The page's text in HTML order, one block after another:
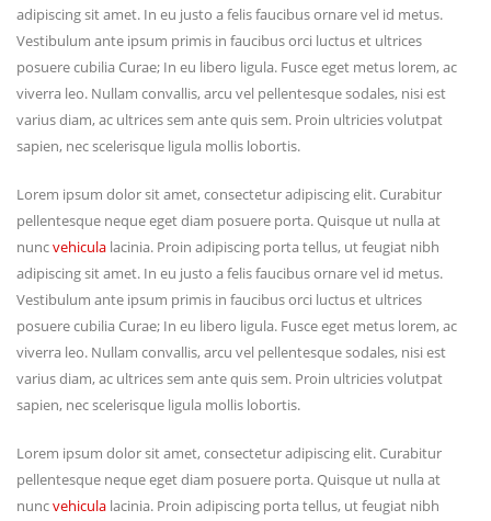
adipiscing sit amet. In eu justo a felis faucibus ornare vel id metus.
Vestibulum ante ipsum primis in faucibus orci luctus et ultrices
posuere cubilia Curae; In eu libero ligula. Fusce eget metus lorem, ac
viverra leo. Nullam convallis, arcu vel pellentesque sodales, nisi est
varius diam, ac ultrices sem ante quis sem. Proin ultricies volutpat
sapien, nec scelerisque ligula mollis lobortis.
Lorem ipsum dolor sit amet, consectetur adipiscing elit. Curabitur
pellentesque neque eget diam posuere porta. Quisque ut nulla at
nuncvehicula lacinia. Proin adipiscing porta tellus, ut feugiat nibh
adipiscing sit amet. In eu justo a felis faucibus ornare vel id metus.
Vestibulum ante ipsum primis in faucibus orci luctus et ultrices
posuere cubilia Curae; In eu libero ligula. Fusce eget metus lorem, ac
viverra leo. Nullam convallis, arcu vel pellentesque sodales, nisi est
varius diam, ac ultrices sem ante quis sem. Proin ultricies volutpat
sapien, nec scelerisque ligula mollis lobortis.
Lorem ipsum dolor sit amet, consectetur adipiscing elit. Curabitur
pellentesque neque eget diam posuere porta. Quisque ut nulla at
nuncvehicula lacinia. Proin adipiscing porta tellus, ut feugiat nibh